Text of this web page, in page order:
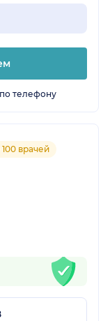
телефону
врачей